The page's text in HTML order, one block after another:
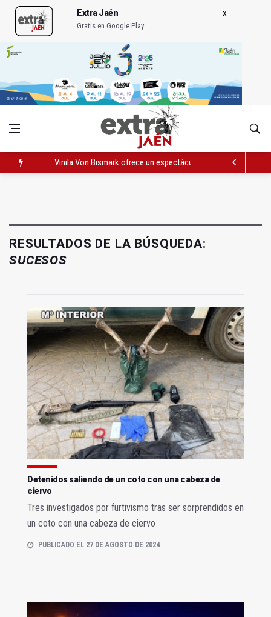
Extra Jaén
Gratis en Google Play
Vinila Von Bismark ofrece un espectáculo "rompedor" en el
RESULTADOS DE LA BÚSQUEDA:
SUCESOS
Detenidos saliendo de un coto con una cabeza de
ciervo
Tres investigados por furtivismo tras ser sorprendidos en
un coto con una cabeza de ciervo
PUBLICADO EL 27 DE AGOSTO DE 2024